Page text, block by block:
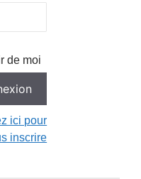
de moi
ici pour
inscrire